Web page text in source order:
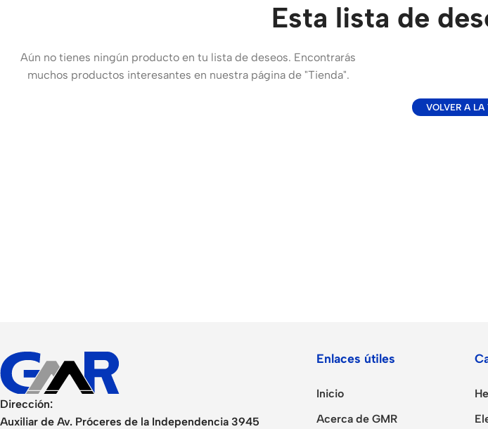
Samsung
Google
Remax
Screen Protectors
Esta lista de
Aún no tienes ningún producto en tu lista de deseos. Encontrarás
muchos productos interesantes en nuestra página de "Tienda".
VOLVER A LA
Dirección:
Auxiliar de Av. Próceres de la Independencia 3945
Enlaces útiles
Inicio
Acerca de GMR